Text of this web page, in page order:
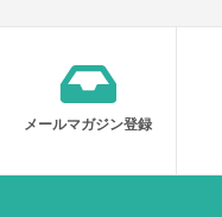
メールマガジン登録